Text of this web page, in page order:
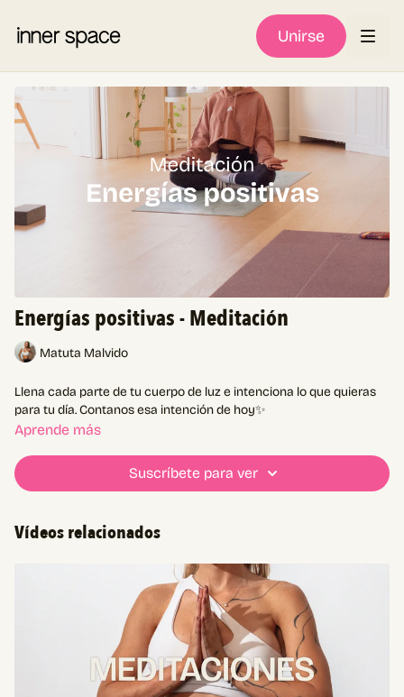
Unirse
Energías positivas - Meditación
Matuta Malvido
Llena cada parte de tu cuerpo de luz e intenciona lo que quieras
para tu día. Contanos esa intención de hoy✨
Aprende más
Suscríbete para ver
Vídeos relacionados